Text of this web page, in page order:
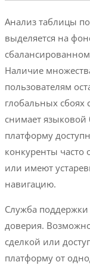
Анализ таблицы
выделяется на
Наличие
пользователям
глобальных сбоях
снимает
платформу
конкуренты
или имеют
навигацию.
Служба поддержки
доверия.
сделкой или
платформу от